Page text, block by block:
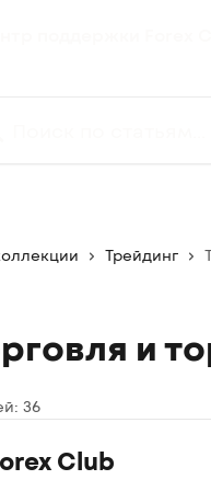
Трейдинг
и
36
Club